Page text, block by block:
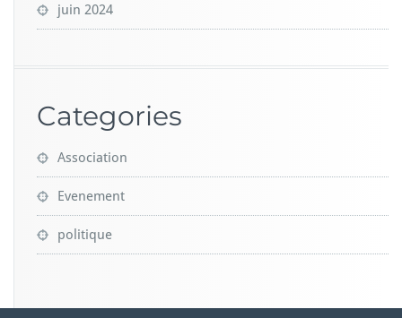
juin 2024
Categories
Association
Evenement
politique